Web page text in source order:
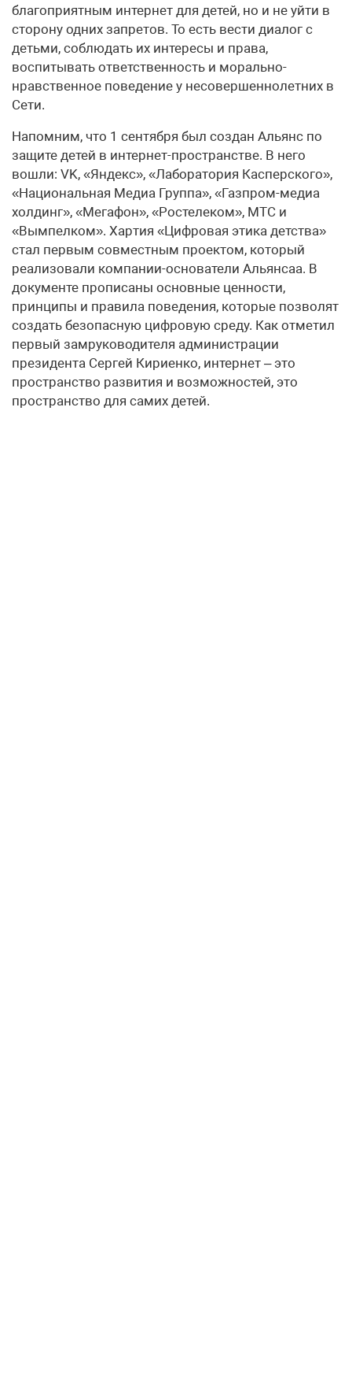
благоприятным интернет для детей, но и не уйти в
сторону одних запретов. То есть вести диалог с
детьми, соблюдать их интересы и права,
воспитывать ответственность и морально-
нравственное поведение у несовершеннолетних в
Сети.
Напомним, что 1 сентября был создан Альянс по
защите детей в интернет-пространстве. В него
вошли: VK, «Яндекс», «Лаборатория Касперского»,
«Национальная Медиа Группа», «Газпром-медиа
холдинг», «Мегафон», «Ростелеком», МТС и
«Вымпелком». Хартия «Цифровая этика детства»
стал первым совместным проектом, который
реализовали компании-основатели Альянсаа. В
документе прописаны основные ценности,
принципы и правила поведения, которые позволят
создать безопасную цифровую среду. Как отметил
первый замруководителя администрации
президента Сергей Кириенко, интернет – это
пространство развития и возможностей, это
пространство для самих детей.